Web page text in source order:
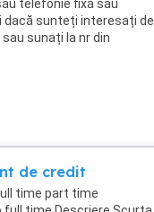
telefonie fixă sau
dacă sunteți interesați de
sunați la nr din
de credit
time part time